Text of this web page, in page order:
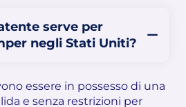
serve per
negli Stati Uniti?
essere in possesso di una
e senza restrizioni per